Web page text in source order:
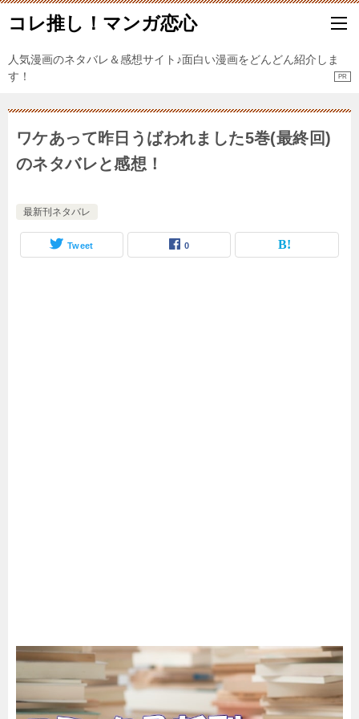
コレ推し！マンガ恋心
人気漫画のネタバレ＆感想サイト♪面白い漫画をどんどん紹介しま
す！
ワケあって昨日うばわれました5巻(最終回)
のネタバレと感想！
最新刊ネタバレ
Tweet 0